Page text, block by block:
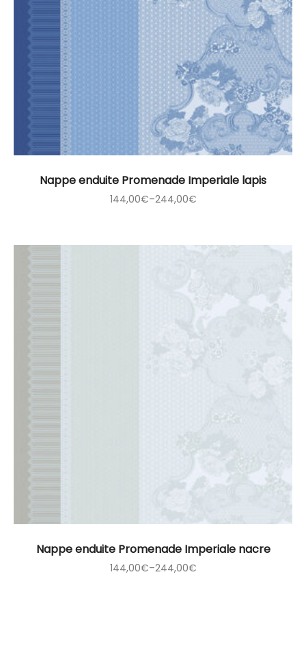
Nappe enduite Promenade Imperiale lapis
144,00€–244,00€
Nappe enduite Promenade Imperiale nacre
144,00€–244,00€